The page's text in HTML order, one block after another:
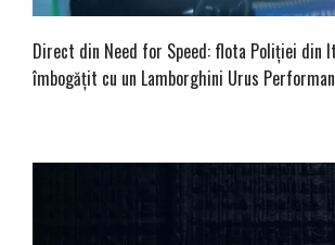
Direct din Need for Speed: flota Poliției din
îmbogățit cu un Lamborghini Urus